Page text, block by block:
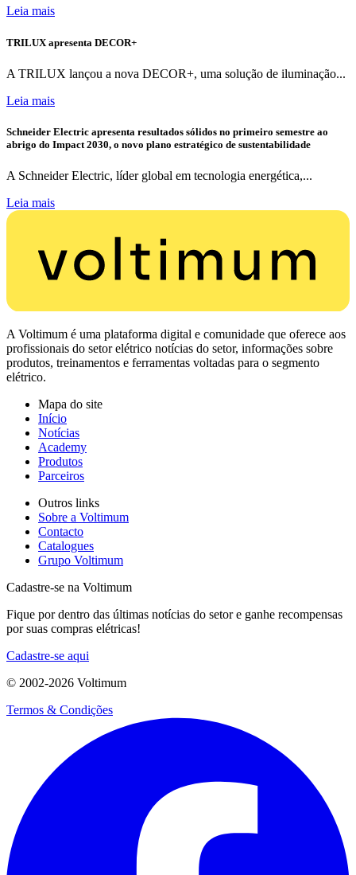
Leia mais
TRILUX apresenta DECOR+
A TRILUX lançou a nova DECOR+, uma solução de iluminação...
Leia mais
Schneider Electric apresenta resultados sólidos no primeiro semestre ao
abrigo do Impact 2030, o novo plano estratégico de sustentabilidade
A Schneider Electric, líder global em tecnologia energética,...
Leia mais
A Voltimum é uma plataforma digital e comunidade que oferece aos
profissionais do setor elétrico notícias do setor, informações sobre
produtos, treinamentos e ferramentas voltadas para o segmento
elétrico.
Mapa do site
Início
Notícias
Academy
Produtos
Parceiros
Outros links
Sobre a Voltimum
Contacto
Catalogues
Grupo Voltimum
Cadastre-se na Voltimum
Fique por dentro das últimas notícias do setor e ganhe recompensas
por suas compras elétricas!
Cadastre-se aqui
© 2002-2026 Voltimum
Termos & Condições